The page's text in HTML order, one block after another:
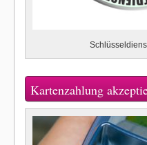
Kartenzahlung